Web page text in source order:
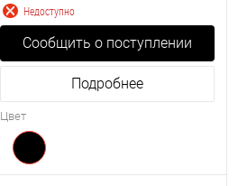
Недоступно
Сообщить о поступлении
Подробнее
Цвет